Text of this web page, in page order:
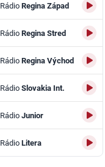
RádioRegina Západ
RádioRegina Stred
RádioRegina Východ
RádioSlovakia Int.
RádioJunior
RádioLitera